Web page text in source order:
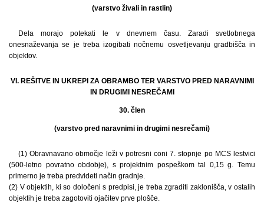
(varstvo živali in rastlin)
Dela morajo potekati le v dnevnem času. Zaradi svetlobnega
onesnaževanja se je treba izogibati nočnemu osvetljevanju gradbišča in
objektov.
VI. REŠITVE IN UKREPI ZA OBRAMBO TER VARSTVO PRED NARAVNIMI
IN DRUGIMI NESREČAMI
30. člen
(varstvo pred naravnimi in drugimi nesrečami)
(1) Obravnavano območje leži v potresni coni 7. stopnje po MCS lestvici
(500-letno povratno obdobje), s projektnim pospeškom tal 0,15 g. Temu
primerno je treba predvideti način gradnje.
(2) V objektih, ki so določeni s predpisi, je treba zgraditi zaklonišča, v ostalih
objektih je treba zagotoviti ojačitev prve plošče.